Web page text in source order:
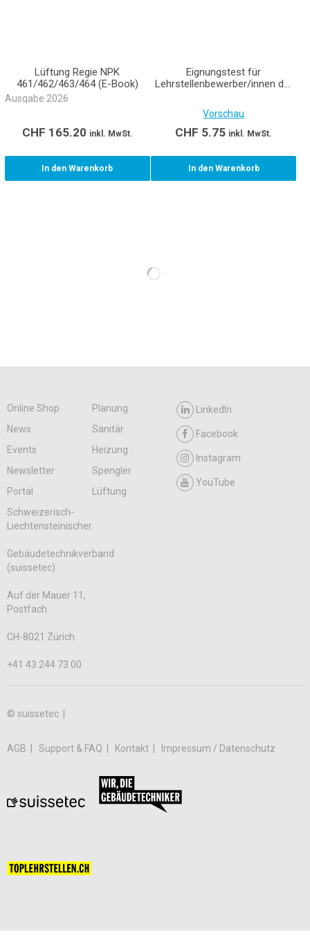
Lüftung Regie NPK
461/462/463/464 (E-Book)
Ausgabe 2026
CHF 165.20 inkl. MwSt.
In den Warenkorb
Eignungstest für
Lehrstellenbewerber/innen der
Lüftungsanlagenpraktiker/-in
EBA und
Lüftungsanlagenbauer/-in EFZ
Vorschau
CHF 5.75 inkl. MwSt.
In den Warenkorb
Online Shop
Planung
News
Sanitär
Events
Heizung
Newsletter
Spengler
Portal
Lüftung
LinkedIn
Facebook
Instagram
YouTube
Schweizerisch-
Liechtensteinischer
Gebäudetechnikverband
(suissetec)
Auf der Mauer 11,
Postfach
CH-8021 Zürich
+41 43 244 73 00
© suissetec |
AGB Support & FAQ Kontakt Impressum / Datenschutz